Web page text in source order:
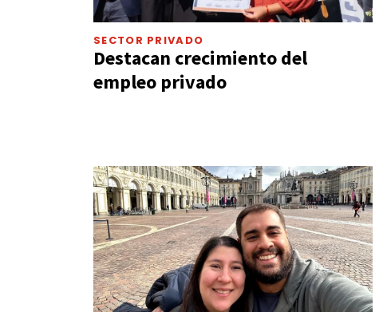
SECTOR PRIVADO
Destacan crecimiento del
empleo privado